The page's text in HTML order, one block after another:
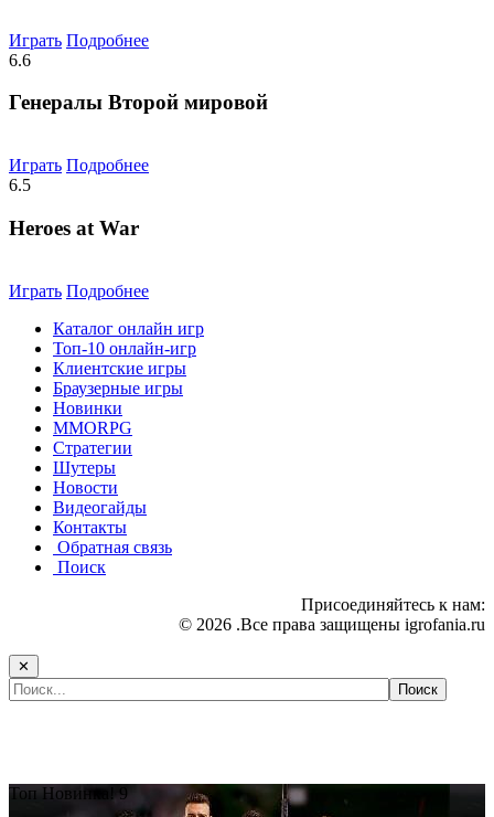
Играть Подробнее
6.6
Генералы Второй мировой
Играть Подробнее
6.5
Heroes at War
Играть Подробнее
Каталог онлайн игр
Топ-10 онлайн-игр
Клиентские игры
Браузерные игры
Новинки
MMORPG
Стратегии
Шутеры
Новости
Видеогайды
Контакты
Обратная связь
Поиск
Присоединяйтесь к нам:
© 2026 .Все права защищены igrofania.ru
✕
Топ Новинка! 9